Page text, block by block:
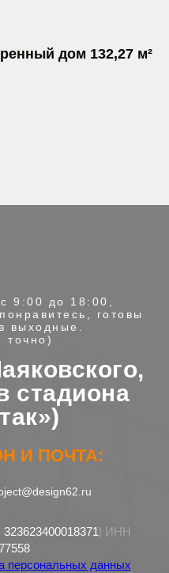
дом 132,27 м²
9:00 до 18:00,
готовы
выходные.
точно)
стадиона
И ПОЧТА:
323623400018371| ИНН
персональных данных